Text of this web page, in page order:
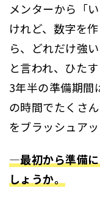
メンターから「
けれど、数字を
ら、どれだけ強
と言われ、ひた
3年半の準備期間
の時間でたくさ
をブラッシュア
―最初から準備
しょうか。